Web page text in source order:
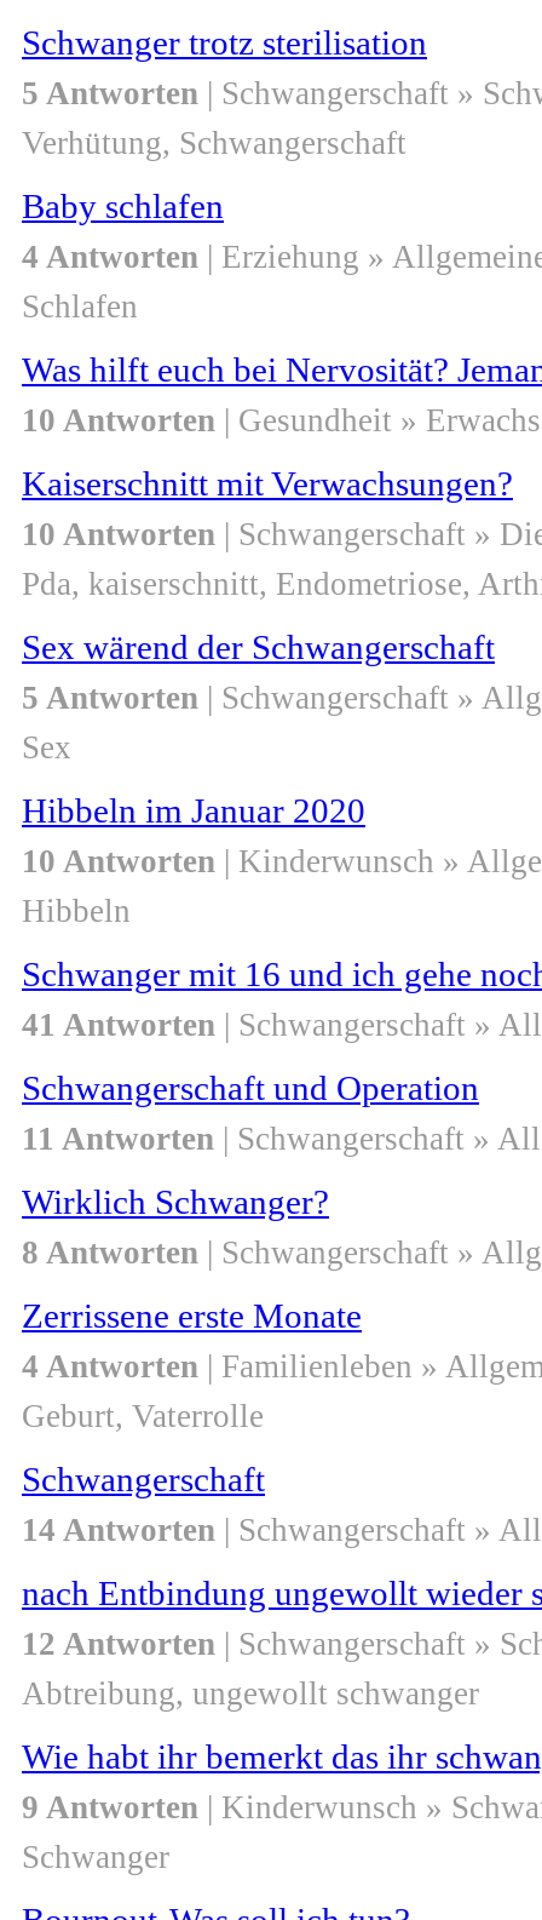
Schwanger trotz sterilisation
5 Antworten | Schwangerschaft »
Verhütung, Schwangerschaft
Baby schlafen
4 Antworten | Erziehung »
Schlafen
Was hilft euch bei Nervosität?
10 Antworten | Gesundheit »
Kaiserschnitt mit Verwachsungen?
10 Antworten | Schwangerschaft »
Pda, kaiserschnitt, Endometriose,
Sex wärend der Schwangerschaft
5 Antworten | Schwangerschaft »
Sex
Hibbeln im Januar 2020
10 Antworten | Kinderwunsch »
Hibbeln
Schwanger mit 16 und ich gehe
41 Antworten | Schwangerschaft »
Schwangerschaft und Operation
11 Antworten | Schwangerschaft »
Wirklich Schwanger?
8 Antworten | Schwangerschaft »
Zerrissene erste Monate
4 Antworten | Familienleben »
Geburt, Vaterrolle
Schwangerschaft
14 Antworten | Schwangerschaft »
nach Entbindung ungewollt wieder
12 Antworten | Schwangerschaft »
Abtreibung, ungewollt schwanger
Wie habt ihr bemerkt das ihr
9 Antworten | Kinderwunsch »
Schwanger